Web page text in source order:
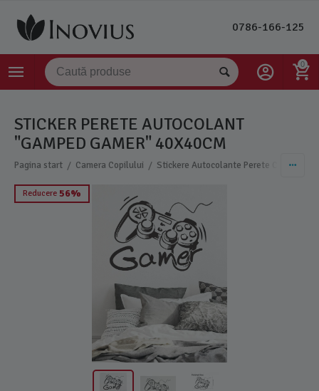
0786-166-125
0
STICKER PERETE AUTOCOLANT
"GAMPED GAMER" 40X40CM
Pagina start / Camera Copilului / Stickere Autocolante Perete Copii
Reducere 56%